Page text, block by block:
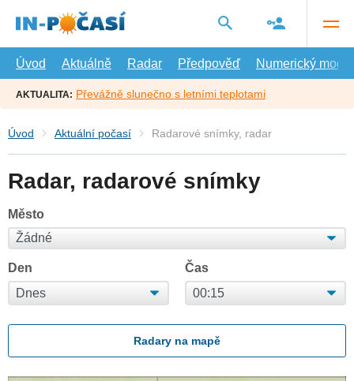
hlavní
Úvod
Aktuálně Radar Předpověď Numerický model
AKTUALITA: Převážně slunečno s letními teplotami
Úvod Aktuální počasí Radarové snímky, radar
Radar, radarové snímky
Město
Den Čas
Radary na mapě